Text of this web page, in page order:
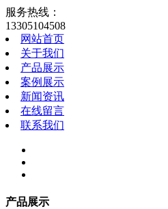
服务热线：
13305104508
网站首页
关于我们
产品展示
案例展示
新闻资讯
在线留言
联系我们
产品展示